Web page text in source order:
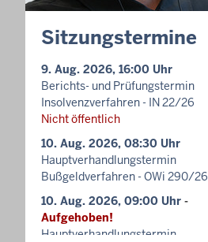
Sitzungstermine
9. Aug. 2026, 16:00 Uhr
Berichts- und Prüfungstermin
Insolvenzverfahren - IN 22/26
Nicht öffentlich
10. Aug. 2026, 08:30 Uhr
Hauptverhandlungstermin
Bußgeldverfahren - OWi 290/26
10. Aug. 2026, 09:00 Uhr -
Aufgehoben!
Hauptverhandlungstermin